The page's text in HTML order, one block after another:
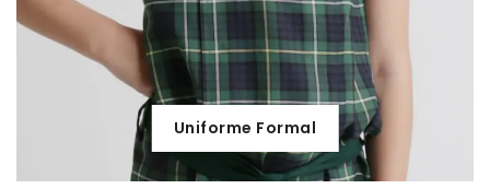
Uniforme Formal